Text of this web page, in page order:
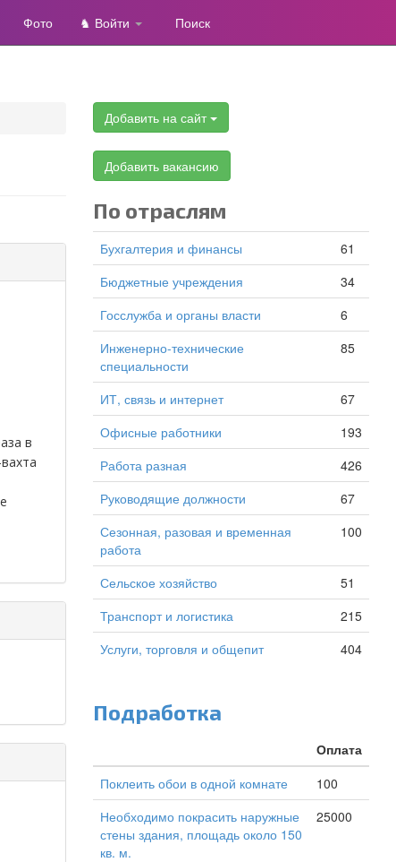
Фото ♞ Войти Поиск
в
Добавить на сайт
Добавить вакансию
По отраслям
Бухгалтерия и финансы
61
Бюджетные учреждения
34
Госслужба и органы власти
6
Инженерно-технические
специальности
85
ИТ, связь и интернет
67
Офисные работники
193
Работа разная
426
Руководящие должности
67
Сезонная, разовая и временная
работа
100
Сельское хозяйство
51
Транспорт и логистика
215
Услуги, торговля и общепит
404
Подработка
Оплата
Поклеить обои в одной комнате
100
Необходимо покрасить наружные
стены здания, площадь около 150
кв. м.
25000